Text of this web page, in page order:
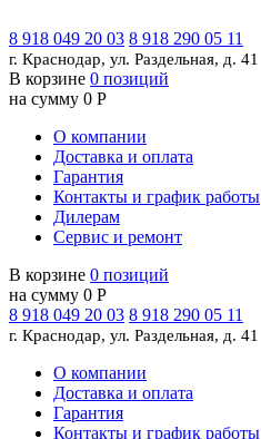
8 918 049 20 03 8 918 290 05 11
г. Краснодар, ул. Раздельная, д. 41
В корзине 0 позиций
на сумму 0 Р
О компании
Доставка и оплата
Гарантия
Контакты и график работы
Дилерам
Сервис и ремонт
В корзине 0 позиций
на сумму 0 Р
8 918 049 20 03 8 918 290 05 11
г. Краснодар, ул. Раздельная, д. 41
О компании
Доставка и оплата
Гарантия
Контакты и график работы